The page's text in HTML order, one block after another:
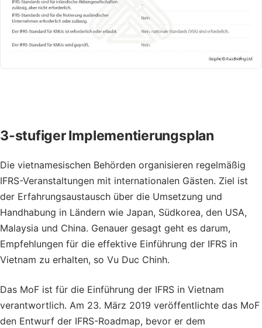
3-stufigerImplementierungsplan
Die vietnamesischen Behörden organisieren regelmäßig
IFRS-Veranstaltungen mit internationalen Gästen. Ziel ist
der Erfahrungsaustausch über die Umsetzung und
Handhabung in Ländern wie Japan, Südkorea, den USA,
Malaysia und China. Genauer gesagt geht es darum,
Empfehlungen für die effektive Einführung der IFRS in
Vietnam zu erhalten, so Vu Duc Chinh.
Das MoF ist für die Einführung der IFRS in Vietnam
verantwortlich. Am 23. März 2019 veröffentlichte das MoF
den Entwurf der IFRS-Roadmap, bevor er dem